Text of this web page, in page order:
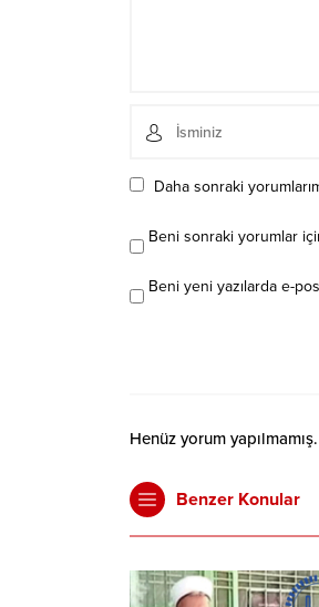
Daha sonraki
Beni sonraki yorumlar
Beni yeni yazılarda e-
Henüz yorum
Benzer Konular